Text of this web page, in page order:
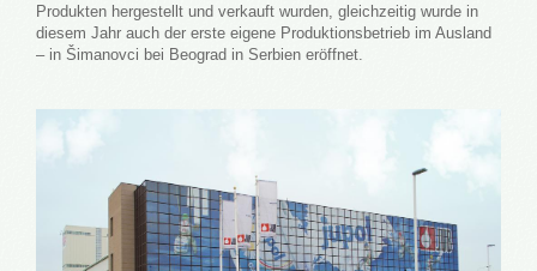
Produkten hergestellt und verkauft wurden, gleichzeitig wurde in
diesem Jahr auch der erste eigene Produktionsbetrieb im Ausland
– in Šimanovci bei Beograd in Serbien eröffnet.